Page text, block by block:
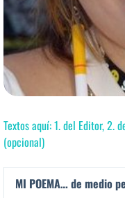
Textos aquí: 1. del Editor, 2.
(opcional)
MI POEMA… de medio